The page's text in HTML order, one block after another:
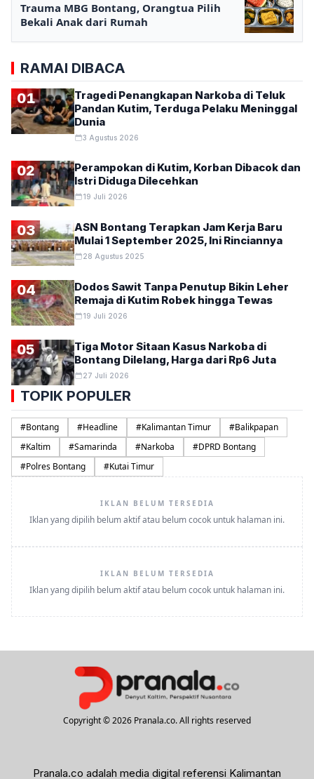
Trauma MBG Bontang, Orangtua Pilih
Bekali Anak dari Rumah
RAMAI DIBACA
01
Tragedi Penangkapan Narkoba di Teluk
Pandan Kutim, Terduga Pelaku Meninggal
Dunia
3 Agustus 2026
02
Perampokan di Kutim, Korban Dibacok dan
Istri Diduga Dilecehkan
19 Juli 2026
03
ASN Bontang Terapkan Jam Kerja Baru
Mulai 1 September 2025, Ini Rinciannya
28 Agustus 2025
04
Dodos Sawit Tanpa Penutup Bikin Leher
Remaja di Kutim Robek hingga Tewas
19 Juli 2026
05
Tiga Motor Sitaan Kasus Narkoba di
Bontang Dilelang, Harga dari Rp6 Juta
27 Juli 2026
TOPIK POPULER
#Bontang #Headline #Kalimantan Timur #Balikpapan
#Kaltim #Samarinda #Narkoba #DPRD Bontang
#Polres Bontang #Kutai Timur
IKLAN BELUM TERSEDIA
Iklan yang dipilih belum aktif atau belum cocok untuk halaman ini.
IKLAN BELUM TERSEDIA
Iklan yang dipilih belum aktif atau belum cocok untuk halaman ini.
Copyright © 2026 Pranala.co. All rights reserved
Pranala.co adalah media digital referensi Kalimantan